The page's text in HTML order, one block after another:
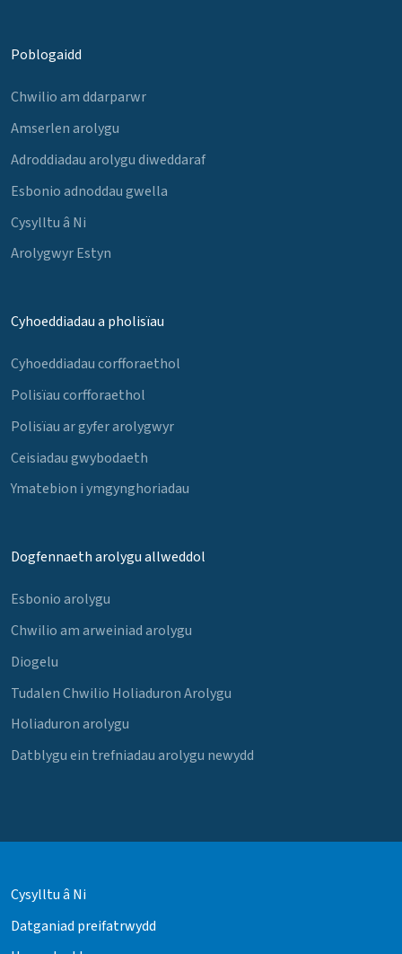
Poblogaidd
Chwilio am ddarparwr
Amserlen arolygu
Adroddiadau arolygu diweddaraf
Esbonio adnoddau gwella
Cysylltu â Ni
Arolygwyr Estyn
Cyhoeddiadau a pholisïau
Cyhoeddiadau corfforaethol
Polisïau corfforaethol
Polisïau ar gyfer arolygwyr
Ceisiadau gwybodaeth
Ymatebion i ymgynghoriadau
Dogfennaeth arolygu allweddol
Esbonio arolygu
Chwilio am arweiniad arolygu
Diogelu
Tudalen Chwilio Holiaduron Arolygu
Holiaduron arolygu
Datblygu ein trefniadau arolygu newydd
Cysylltu â Ni
Datganiad preifatrwydd